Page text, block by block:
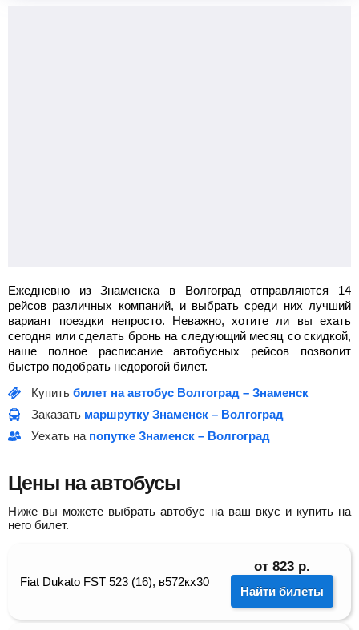
Ежедневно из Знаменска в Волгоград отправляются 14
рейсов различных компаний, и выбрать среди них лучший
вариант поездки непросто. Неважно, хотите ли вы ехать
сегодня или сделать бронь на следующий месяц со скидкой,
наше полное расписание автобусных рейсов позволит
быстро подобрать недорогой билет.
Купить билет на автобус Волгоград – Знаменск
Заказать маршрутку Знаменск – Волгоград
Уехать на попутке Знаменск – Волгоград
Цены на автобусы
Ниже вы можете выбрать автобус на ваш вкус и купить на
него билет.
Fiat Dukato FST 523 (16), в572кх30
от 823 р.
Найти билеты